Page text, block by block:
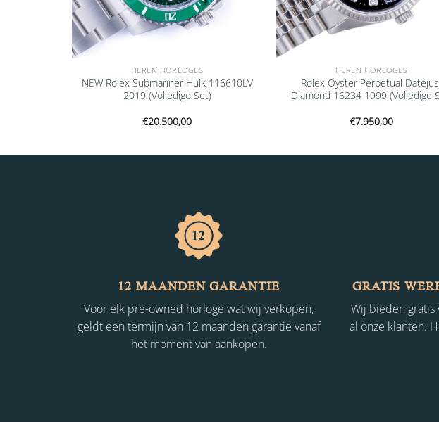
HEREN HORLOGES
NEW Rolex Submariner Hulk 116610LV
2019 (Volledige Set)
€20.500,00
HEREN HORLOGES
Rolex Oyster Perpetual
Diamond 16234 1999 (Volledige
€7.950,00
12 MAANDEN GARANTIE
Voor elk pre-owned horloge wat wij verkopen,
geldt een termijn van 12 maanden garantie vanaf
het moment van aankopen.
GRATIS
Wij bieden gratis
al onze klanten.